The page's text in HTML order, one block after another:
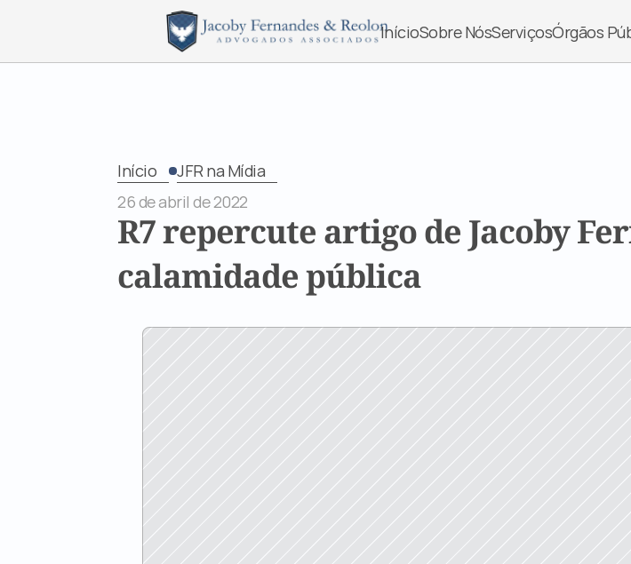
InícioSobre NósServiçosÓrgãos
Início
JFR na Mídia
26 de abril de 2022
R7 repercute artigo de Jacoby
calamidade pública